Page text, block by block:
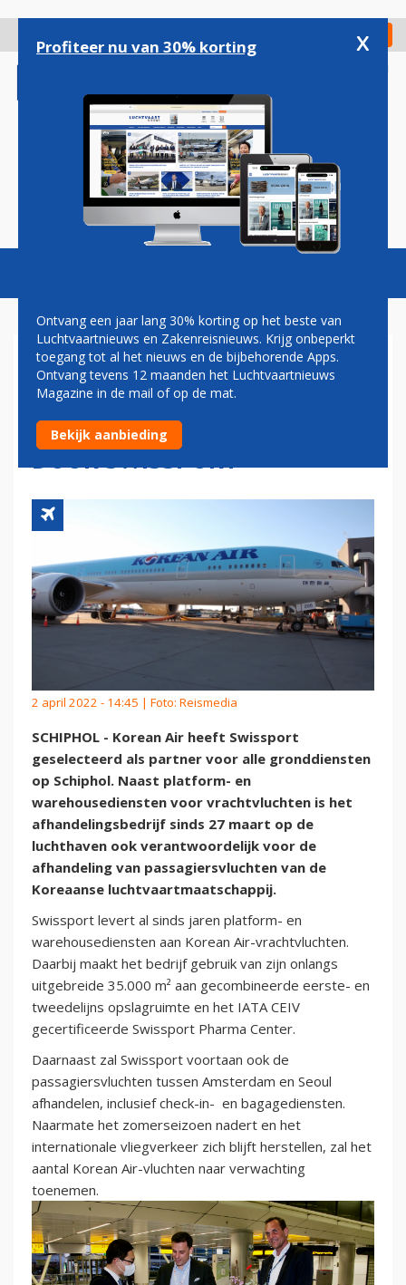
gaan
Check in
Magazine Podcasts Vacatures
KOREAN AIR LAAT
PASSAGIERSVLUCHTEN OP
SCHIPHOL AFHANDELEN
DOOR SWISSPORT
2 april 2022 - 14:45 | Foto: Reismedia
SCHIPHOL - Korean Air heeft Swissport
geselecteerd als partner voor alle gronddiensten
op Schiphol. Naast platform- en
warehousediensten voor vrachtvluchten is het
afhandelingsbedrijf sinds 27 maart op de
luchthaven ook verantwoordelijk voor de
afhandeling van passagiersvluchten van de
Koreaanse luchtvaartmaatschappij.
Swissport levert al sinds jaren platform- en
warehousediensten aan Korean Air-vrachtvluchten.
Daarbij maakt het bedrijf gebruik van zijn onlangs
uitgebreide 35.000 m² aan gecombineerde eerste- en
tweedelijns opslagruimte en het IATA CEIV
gecertificeerde Swissport Pharma Center.
Daarnaast zal Swissport voortaan ook de
passagiersvluchten tussen Amsterdam en Seoul
afhandelen, inclusief check-in- en bagagediensten.
Naarmate het zomerseizoen nadert en het
internationale vliegverkeer zich blijft herstellen, zal het
aantal Korean Air-vluchten naar verwachting
toenemen.
Profiteer nu van 30% korting x
Ontvang een jaar lang 30% korting op het beste van
Luchtvaartnieuws en Zakenreisnieuws. Krijg onbeperkt
toegang tot al het nieuws en de bijbehorende Apps.
Ontvang tevens 12 maanden het Luchtvaartnieuws
Magazine in de mail of op de mat.
Bekijk aanbieding